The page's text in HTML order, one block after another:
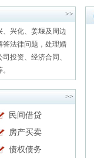
>>
兴化、姜堰及周边
答法律问题，处理婚
投资、经济合同、
>>
民间借贷
房产买卖
债权债务